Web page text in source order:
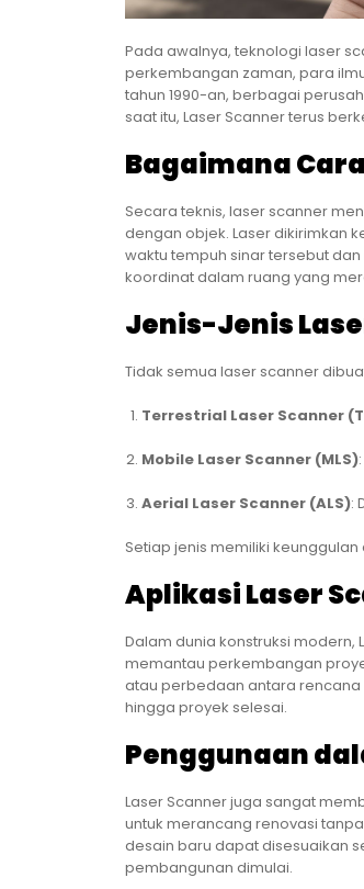
Pada awalnya, teknologi laser
perkembangan zaman, para
tahun 1990-an, berbagai
saat itu, Laser Scanner terus
Bagaimana
Secara teknis, laser scanner
dengan objek. Laser dikirimkan
waktu tempuh sinar tersebut
koordinat dalam ruang yang
Jenis-Jenis
Tidak semua laser scanner
Terrestrial Laser Scanner
Mobile Laser Scanner (MLS)
Aerial Laser Scanner (ALS):
Setiap jenis memiliki
Aplikasi Laser
Dalam dunia konstruksi modern,
memantau perkembangan
atau perbedaan antara rencana
hingga proyek selesai.
Penggunaan
Laser Scanner juga sangat
untuk merancang renovasi
desain baru dapat disesuaikan
pembangunan dimulai.